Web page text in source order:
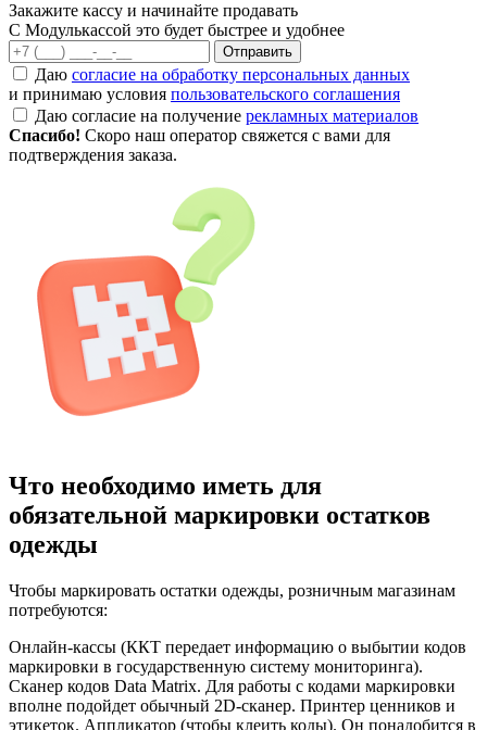
Закажите кассу и начинайте продавать
С Модулькассой это будет быстрее и удобнее
Отправить
Даю согласие на обработку персональных данных
и принимаю условия пользовательского соглашения
Даю согласие на получение рекламных материалов
Спасибо! Скоро наш оператор свяжется с вами для
подтверждения заказа.
Что необходимо иметь для
обязательной маркировки остатков
одежды
Чтобы маркировать остатки одежды, розничным магазинам
потребуются:
Онлайн-кассы (ККТ передает информацию о выбытии кодов
маркировки в государственную систему мониторинга).
Сканер кодов Data Matrix. Для работы с кодами маркировки
вполне подойдет обычный 2D-сканер. Принтер ценников и
этикеток. Аппликатор (чтобы клеить коды). Он понадобится в